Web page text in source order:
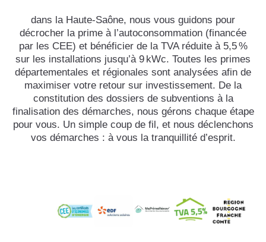
dans la Haute-Saône, nous vous guidons pour
décrocher la prime à l’autoconsommation (financée
par les CEE) et bénéficier de la TVA réduite à 5,5 %
sur les installations jusqu’à 9 kWc. Toutes les primes
départementales et régionales sont analysées afin de
maximiser votre retour sur investissement. De la
constitution des dossiers de subventions à la
finalisation des démarches, nous gérons chaque étape
pour vous. Un simple coup de fil, et nous déclenchons
vos démarches : à vous la tranquillité d’esprit.